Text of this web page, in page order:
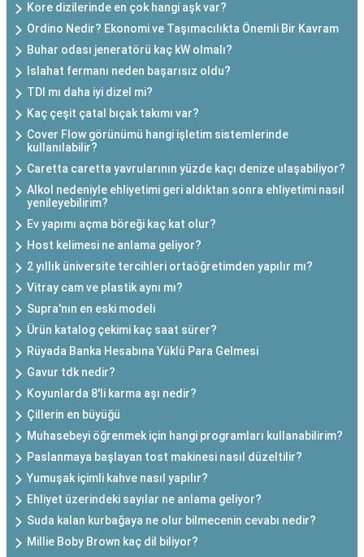
Kore dizilerinde en çok hangi aşk var?
Ordino Nedir? Ekonomi ve Taşımacılıkta Önemli Bir Kavram
Buhar odası jeneratörü kaç kW olmalı?
Islahat fermanı neden başarısız oldu?
TDI mı daha iyi dizel mi?
Kaç çeşit çatal bıçak takımı var?
Cover Flow görünümü hangi işletim sistemlerinde
kullanılabilir?
Caretta caretta yavrularının yüzde kaçı denize ulaşabiliyor?
Alkol nedeniyle ehliyetimi geri aldıktan sonra ehliyetimi nasıl
yenileyebilirim?
Ev yapımı açma böreği kaç kat olur?
Host kelimesi ne anlama geliyor?
2 yıllık üniversite tercihleri ortaöğretimden yapılır mı?
Vitray cam ve plastik aynı mı?
Supra'nın en eski modeli
Ürün katalog çekimi kaç saat sürer?
Rüyada Banka Hesabına Yüklü Para Gelmesi
Gavur tdk nedir?
Koyunlarda 8'li karma aşı nedir?
Çillerin en büyüğü
Muhasebeyi öğrenmek için hangi programları kullanabilirim?
Paslanmaya başlayan tost makinesi nasıl düzeltilir?
Yumuşak içimli kahve nasıl yapılır?
Ehliyet üzerindeki sayılar ne anlama geliyor?
Suda kalan kurbağaya ne olur bilmecenin cevabı nedir?
Millie Boby Brown kaç dil biliyor?